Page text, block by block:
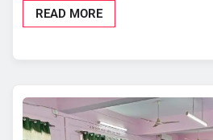
READ MORE